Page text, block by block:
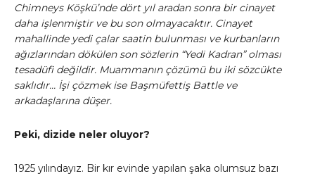
Chimneys Köşkü’nde dört yıl aradan sonra bir cinayet
daha işlenmiştir ve bu son olmayacaktır. Cinayet
mahallinde yedi çalar saatin bulunması ve kurbanların
ağızlarından dökülen son sözlerin “Yedi Kadran” olması
tesadüfi değildir. Muammanın çözümü bu iki sözcükte
saklıdır… İşi çözmek ise Başmüfettiş Battle ve
arkadaşlarına düşer.
Peki, dizide neler oluyor?
1925 yılındayız. Bir kır evinde yapılan şaka olumsuz bazı